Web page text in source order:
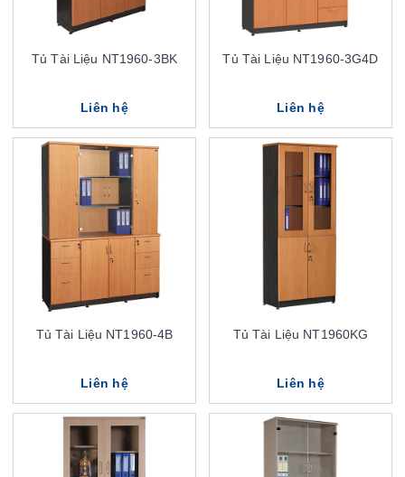
Tủ Tài Liệu NT1960-3BK
Liên hệ
Tủ Tài Liệu NT1960-3G4D
Liên hệ
Tủ Tài Liệu NT1960-4B
Liên hệ
Tủ Tài Liệu NT1960KG
Liên hệ